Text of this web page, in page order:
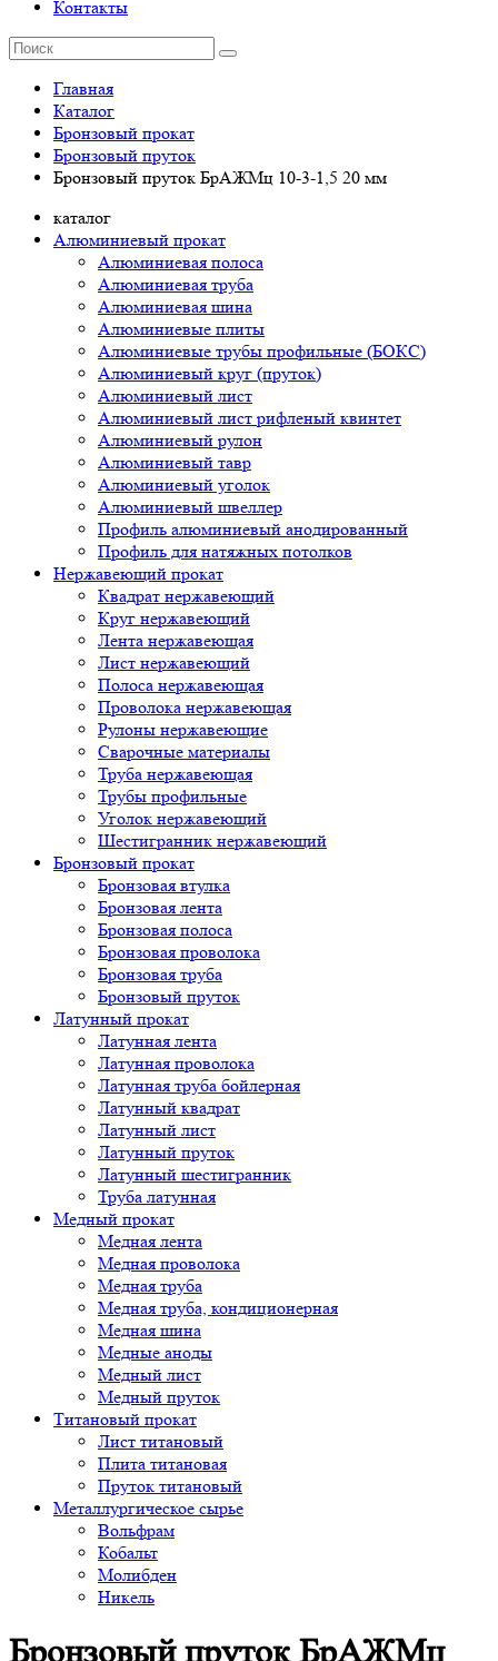
Контакты
Главная
Каталог
Бронзовый прокат
Бронзовый пруток
Бронзовый пруток БрАЖМц 10-3-1,5 20 мм
каталог
Алюминиевый прокат
Алюминиевая полоса
Алюминиевая труба
Алюминиевая шина
Алюминиевые плиты
Алюминиевые трубы профильные (БОКС)
Алюминиевый круг (пруток)
Алюминиевый лист
Алюминиевый лист рифленый квинтет
Алюминиевый рулон
Алюминиевый тавр
Алюминиевый уголок
Алюминиевый швеллер
Профиль алюминиевый анодированный
Профиль для натяжных потолков
Нержавеющий прокат
Квадрат нержавеющий
Круг нержавеющий
Лента нержавеющая
Лист нержавеющий
Полоса нержавеющая
Проволока нержавеющая
Рулоны нержавеющие
Сварочные материалы
Труба нержавеющая
Трубы профильные
Уголок нержавеющий
Шестигранник нержавеющий
Бронзовый прокат
Бронзовая втулка
Бронзовая лента
Бронзовая полоса
Бронзовая проволока
Бронзовая труба
Бронзовый пруток
Латунный прокат
Латунная лента
Латунная проволока
Латунная труба бойлерная
Латунный квадрат
Латунный лист
Латунный пруток
Латунный шестигранник
Труба латунная
Медный прокат
Медная лента
Медная проволока
Медная труба
Медная труба, кондиционерная
Медная шина
Медные аноды
Медный лист
Медный пруток
Титановый прокат
Лист титановый
Плита титановая
Пруток титановый
Металлургическое сырье
Вольфрам
Кобальт
Молибден
Никель
Бронзовый пруток БрАЖМц